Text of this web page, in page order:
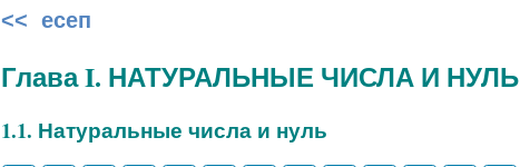
<< есеп
Глава I. НАТУРАЛЬНЫЕ ЧИСЛА И НУЛЬ
1.1. Натуральные числа и нуль